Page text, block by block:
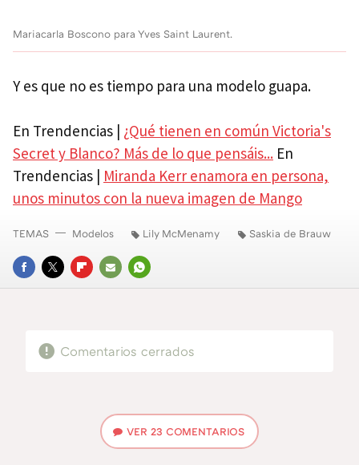
Mariacarla Boscono para Yves Saint Laurent.
Y es que no es tiempo para una modelo guapa.
En Trendencias | ¿Qué tienen en común Victoria's
Secret y Blanco? Más de lo que pensáis... En
Trendencias | Miranda Kerr enamora en persona,
unos minutos con la nueva imagen de Mango
FACEBOOK
TWITTERFLIPBOARD
E-
WHATSAPP
TEMAS Modelos Lily McMenamy Saskia de Brauw
Comentarios cerrados
VER23 COMENTARIOS